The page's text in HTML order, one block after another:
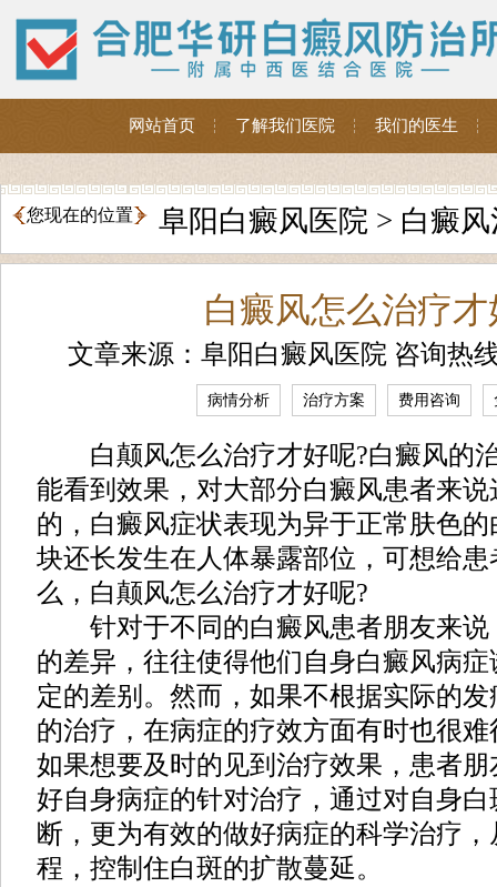
网站首页 了解我们医院 我们的医生
您现在的位置 阜阳白癜风医院 > 白癜
白癜风怎么治疗才
文章来源：阜阳白癜风医院 咨询热
病情分析 治疗方案 费用咨询
白颠风怎么治疗才好呢?白癜风的
能看到效果，对大部分白癜风患者来
的，白癜风症状表现为异于正常肤色
块还长发生在人体暴露部位，可想给
么，白颠风怎么治疗才好呢?
针对于不同的白癜风患者朋友来说
的差异，往往使得他们自身白癜风病
定的差别。然而，如果不根据实际的
的治疗，在病症的疗效方面有时也很
如果想要及时的见到治疗效果，患者
好自身病症的针对治疗，通过对自身
断，更为有效的做好病症的科学治疗
程，控制住白斑的扩散蔓延。